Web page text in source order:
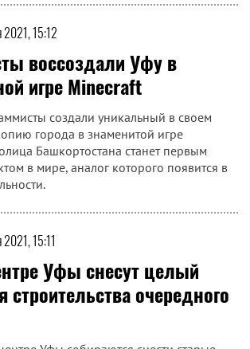
2021, 15:12
воссоздали Уфу в
игре Minecraft
создали уникальный в своем
города в знаменитой игре
Башкортостана станет первым
в мире, аналог которого появится в
2021, 15:11
Уфы снесут целый
строительства очередного